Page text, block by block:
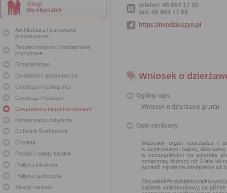
Usługi
dla obywateli
Architektura i planowanie
przestrzenne
Bezpieczeństwo i zarządzanie
kryzysowe
Drogownictwo
Działalność gospodarcza
Geodezja i Kartografia
Geodezja i Kataster
Gospodarka nieruchomościami
Konserwacja zabytków
Ochrona Środowiska
Oświata
Podatki i opłaty lokalne
Polityka lokalowa
Polityka społeczna
Skargi i wnioski
telefon: 46 864 17 50
fax: 46 864 17 65
https://mlodzieszyn.pl
Wniosek o
Ogólny opis
Wniosek o dzierżawę gruntu
Opis skrócony
Właściwy organ sporządza i
w użytkowanie, najem,
w szczególności na potrzeby
oznaczony dłuższy niż 3 lata lub
wyrazić zgodę na odstąpienie od
Obywatel/Przedsiębiorca/
żądania wnioskodawcy, na